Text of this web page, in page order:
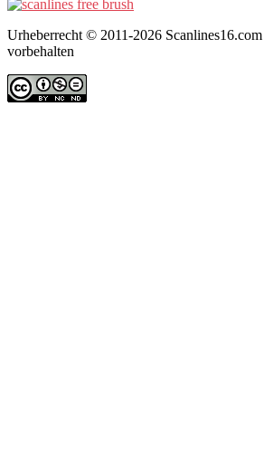
Urheberrecht © 2011-2026
vorbehalten